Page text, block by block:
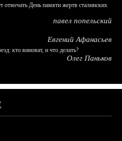
День памяти жертв сталинских
павел попельский
Евгений Афанасьев
кто виноват, и что делать?
Олег Паньков